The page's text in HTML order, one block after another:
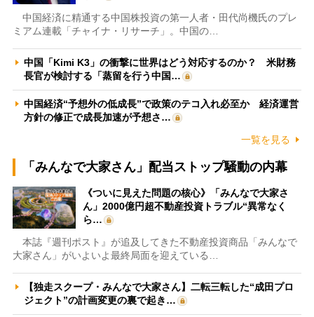
中国経済に精通する中国株投資の第一人者・田代尚機氏のプレ
ミアム連載「チャイナ・リサーチ」。中国の…
中国「Kimi K3」の衝撃に世界はどう対応するのか？ 米財務
長官が検討する「蒸留を行う中国…
中国経済“予想外の低成長”で政策のテコ入れ必至か 経済運営
方針の修正で成長加速が予想さ…
一覧を見る
「みんなで大家さん」配当ストップ騒動の内幕
《ついに見えた問題の核心》「みんなで大家さ
ん」2000億円超不動産投資トラブル“異常なく
ら…
本誌『週刊ポスト』が追及してきた不動産投資商品「みんなで
大家さん」がいよいよ最終局面を迎えている…
【独走スクープ・みんなで大家さん】二転三転した“成田プロ
ジェクト”の計画変更の裏で起き…